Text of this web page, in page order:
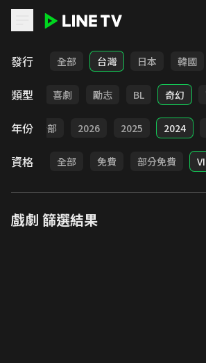
發行 全部 台灣 日本 韓國
類型
懸疑 喜劇 勵志 BL 奇幻
年份 全部 2026 2025 2024
資格 全部 免費 部分免費
戲劇 篩選結果